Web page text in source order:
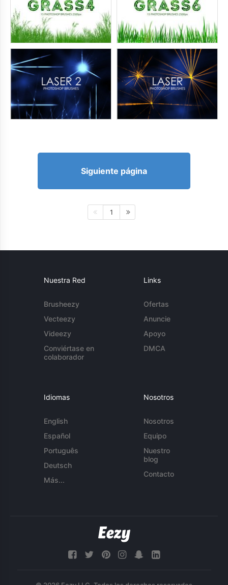
Siguiente página
1
Nuestra Red
Brusheezy
Vecteezy
Videezy
Conviértase en
colaborador
Links
Ofertas
Anuncie
Apoyo
DMCA
Idiomas
English
Español
Português
Deutsch
Más...
Nosotros
Nosotros
Equipo
Nuestro
blog
Contacto